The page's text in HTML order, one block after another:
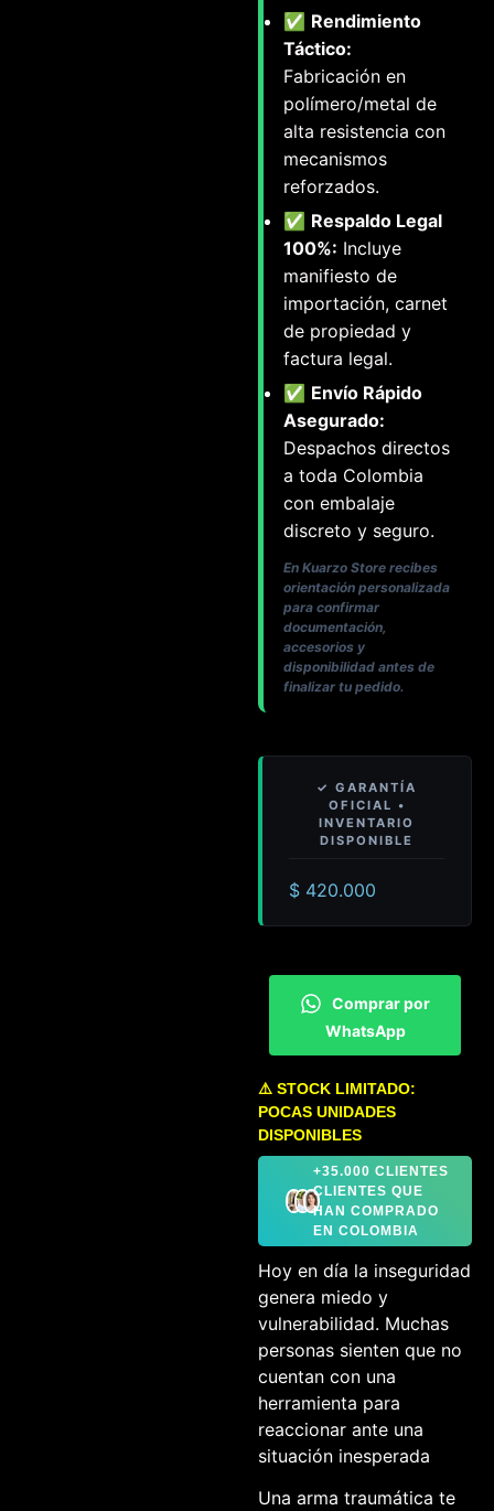
✅ Rendimiento
Táctico:
Fabricación en
polímero/metal de
alta resistencia con
mecanismos
reforzados.
✅ Respaldo Legal
100%: Incluye
manifiesto de
importación, carnet
de propiedad y
factura legal.
✅ Envío Rápido
Asegurado:
Despachos directos
a toda Colombia
con embalaje
discreto y seguro.
En Kuarzo Store recibes
orientación personalizada
para confirmar
documentación,
accesorios y
disponibilidad antes de
finalizar tu pedido.
$ 420.000
Comprar por
WhatsApp
⚠️ STOCK LIMITADO:
POCAS UNIDADES
DISPONIBLES
+35.000 CLIENTES
CLIENTES QUE
HAN COMPRADO
EN COLOMBIA
Hoy en día la inseguridad
genera miedo y
vulnerabilidad. Muchas
personas sienten que no
cuentan con una
herramienta para
reaccionar ante una
situación inesperada
Una arma traumática te